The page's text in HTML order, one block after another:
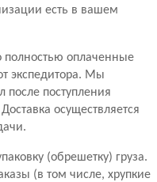
есть в вашем
полностью оплаченные
экспедитора. Мы
после поступления
осуществляется
(обрешетку) груза.
(в том числе, хрупкие